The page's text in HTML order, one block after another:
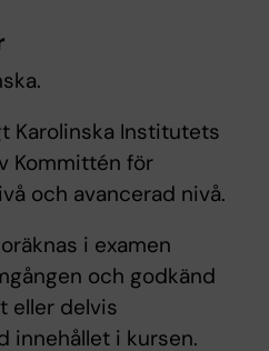
Karolinska Institutets
Kommittén för
och avancerad nivå.
i examen
och godkänd
eller delvis
innehållet i kursen.